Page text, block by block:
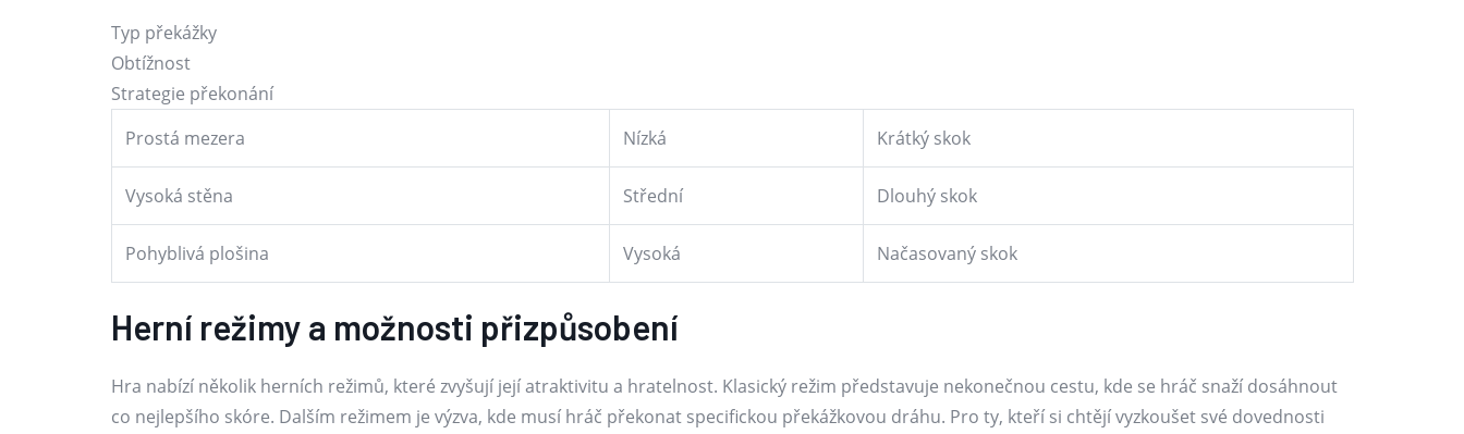
Typ překážky
Obtížnost
Strategie překonání
Prostá mezera
Nízká Krátký skok
Vysoká stěna Střední Dlouhý skok
Pohyblivá plošina Vysoká Načasovaný skok
Herní režimy a možnosti přizpůsobení
Hra nabízí několik herních režimů, které zvyšují její atraktivitu a hratelnost. Klasický režim představuje nekonečnou cestu, kde se hráč snaží dosáhnout
co nejlepšího skóre. Dalším režimem je výzva, kde musí hráč překonat specifickou překážkovou dráhu. Pro ty, kteří si chtějí vyzkoušet své dovednosti